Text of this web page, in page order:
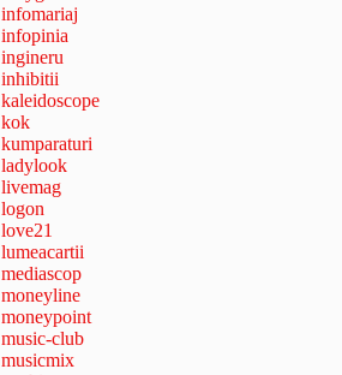
infomariaj
infopinia
ingineru
inhibitii
kaleidoscope
kok
kumparaturi
ladylook
livemag
logon
love21
lumeacartii
mediascop
moneyline
moneypoint
music-club
musicmix